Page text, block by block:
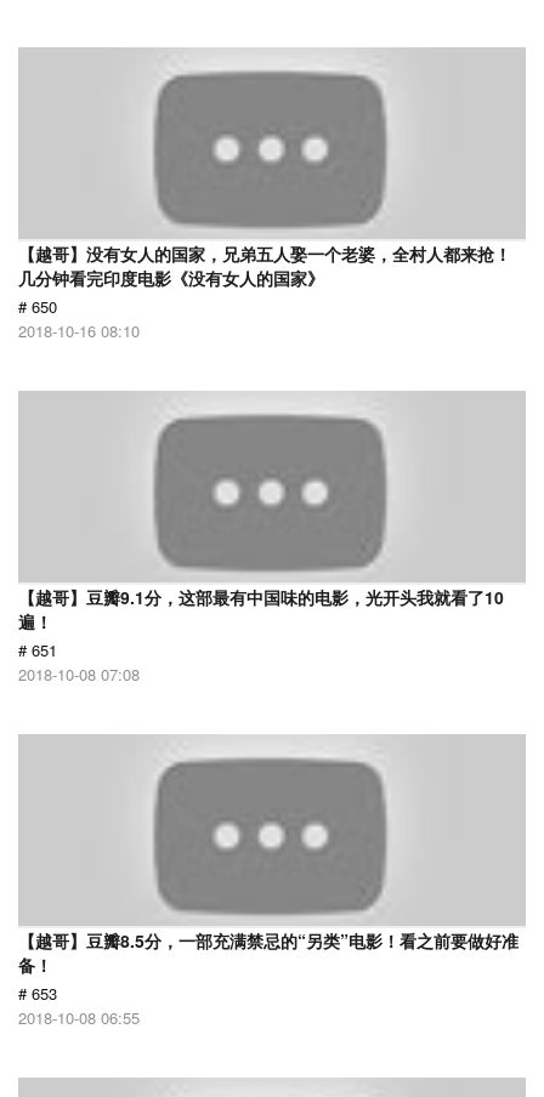
【越哥】没有女人的国家，兄弟五人娶一个老婆，全村人都来抢！
几分钟看完印度电影《没有女人的国家》
# 650
2018-10-16 08:10
【越哥】豆瓣9.1分，这部最有中国味的电影，光开头我就看了10
遍！
# 651
2018-10-08 07:08
【越哥】豆瓣8.5分，一部充满禁忌的“另类”电影！看之前要做好准
备！
# 653
2018-10-08 06:55